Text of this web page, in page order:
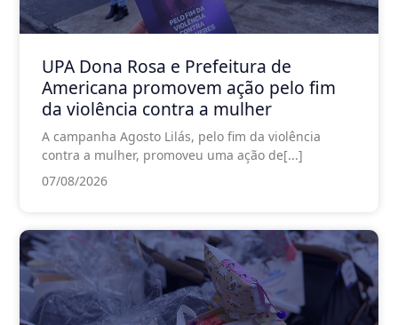
UPA Dona Rosa e Prefeitura de
Americana promovem ação pelo fim
da violência contra a mulher
A campanha Agosto Lilás, pelo fim da violência
contra a mulher, promoveu uma ação de[...]
07/08/2026